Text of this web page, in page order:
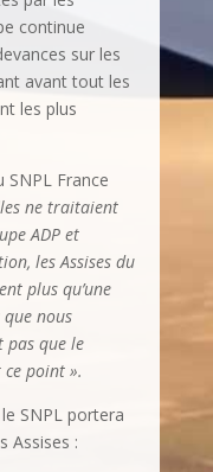
continue
sur les
avant tout les
les plus
SNPL France
ne traitaient
ADP et
les Assises du
plus qu’une
nous
pas que le
point ».
SNPL portera
Assises :